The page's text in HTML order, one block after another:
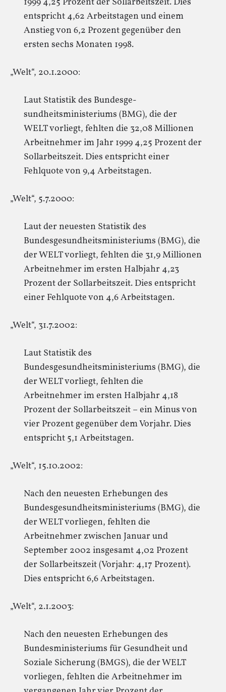
entspricht 4,62 Arbeitstagen und einem
Anstieg von 6,2 Prozent gegenüber den
ersten sechs Monaten 1998.
„Welt“, 20.1.2000:
Laut Statistik des Bundesge-
sundheitsministeriums (BMG), die der
WELT vorliegt, fehlten die 32,08 Millionen
Arbeitnehmer im Jahr 1999 4,25 Prozent der
Sollarbeitszeit. Dies entspricht einer
Fehlquote von 9,4 Arbeitstagen.
„Welt“, 5.7.2000:
Laut der neuesten Statistik des
Bundesgesundheitsministeriums (BMG), die
der WELT vorliegt, fehlten die 31,9 Millionen
Arbeitnehmer im ersten Halbjahr 4,23
Prozent der Sollarbeitszeit. Dies entspricht
einer Fehlquote von 4,6 Arbeitstagen.
„Welt“, 31.7.2002:
Laut Statistik des
Bundesgesundheitsministeriums (BMG), die
der WELT vorliegt, fehlten die
Arbeitnehmer im ersten Halbjahr 4,18
Prozent der Sollarbeitszeit – ein Minus von
vier Prozent gegenüber dem Vorjahr. Dies
entspricht 5,1 Arbeitstagen.
„Welt“, 15.10.2002:
Nach den neuesten Erhebungen des
Bundesgesundheitsministeriums (BMG), die
der WELT vorliegen, fehlten die
Arbeitnehmer zwischen Januar und
September 2002 insgesamt 4,02 Prozent
der Sollarbeitszeit (Vorjahr: 4,17 Prozent).
Dies entspricht 6,6 Arbeitstagen.
„Welt“, 2.1.2003:
Nach den neuesten Erhebungen des
Bundesministeriums für Gesundheit und
Soziale Sicherung (BMGS), die der WELT
vorliegen, fehlten die Arbeitnehmer im